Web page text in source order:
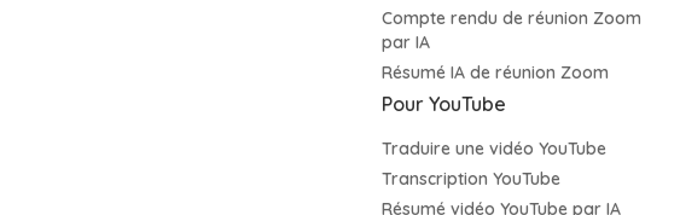
Compte rendu de réunion Zoom
par IA
Résumé IA de réunion Zoom
Pour YouTube
Traduire une vidéo YouTube
Transcription YouTube
Résumé vidéo YouTube par IA